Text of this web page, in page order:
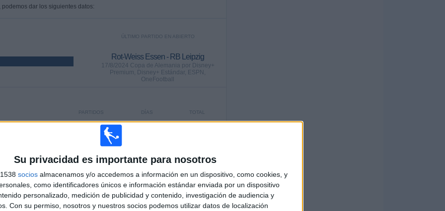
Su privacidad es importante para nosotros
socios almacenamos y/o accedemos a información en un dispositivo, como cookies, y
como identificadores únicos e información estándar enviada por un dispositivo
personalizado, medición de publicidad y contenido, investigación de audiencia y
Con su permiso, nosotros y nuestros socios podemos utilizar datos de localización
, podemos dar los siguientes datos:
ÚLTIMO PARTIDO EN ABIERTO
Rot-Weiss Essen - RB Leipzig
17/8/2024 Copa de Alemania por Disney+
Premium, Disney+ Estándar, ESPN,
OneFootball
TOTAL
19
DÍAS
719
PARTIDOS
79
CONSECUTIVOS
DE PAGO
TOTAL
MÁXIMO
TOTAL